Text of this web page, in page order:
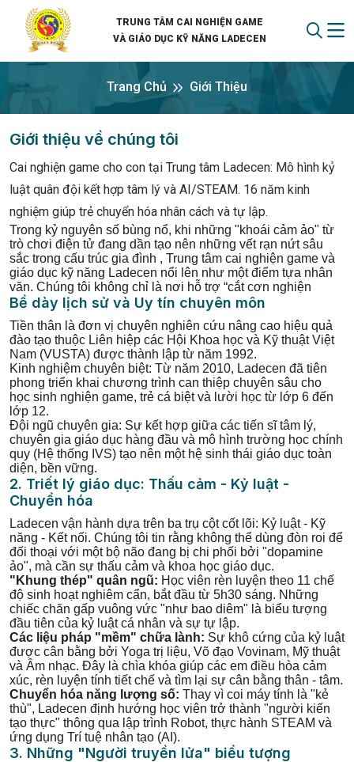
TRUNG TÂM CAI NGHIỆN GAME
VÀ GIÁO DỤC KỸ NĂNG LADECEN
Trang Chủ Giới Thiệu
Giới thiệu về chúng tôi
Cai nghiện game cho con tại Trung tâm Ladecen: Mô hình kỷ
luật quân đội kết hợp tâm lý và AI/STEAM. 16 năm kinh
nghiệm giúp trẻ chuyển hóa nhân cách và tự lập.
Trong kỷ nguyên số bùng nổ, khi những "khoái cảm ảo" từ
trò chơi điện tử đang dần tạo nên những vết rạn nứt sâu
sắc trong cấu trúc gia đình , Trung tâm cai nghiện game và
giáo dục kỹ năng Ladecen nổi lên như một điểm tựa nhân
văn. Chúng tôi không chỉ là nơi hỗ trợ “cắt cơn nghiện
Bề dày lịch sử và Uy tín chuyên môn
Tiền thân là đơn vị chuyên nghiên cứu nâng cao hiệu quả
đào tạo thuộc Liên hiệp các Hội Khoa học và Kỹ thuật Việt
Nam (VUSTA) được thành lập từ năm 1992.
Kinh nghiệm chuyên biệt: Từ năm 2010, Ladecen đã tiên
phong triển khai chương trình can thiệp chuyên sâu cho
học sinh nghiện game, trẻ cá biệt và lười học từ lớp 6 đến
lớp 12.
Đội ngũ chuyên gia: Sự kết hợp giữa các tiến sĩ tâm lý,
chuyên gia giáo dục hàng đầu và mô hình trường học chính
quy (Hệ thống IVS) tạo nên một hệ sinh thái giáo dục toàn
diện, bền vững.
2. Triết lý giáo dục: Thấu cảm - Kỷ luật -
Chuyển hóa
Ladecen vận hành dựa trên ba trụ cột cốt lõi: Kỷ luật - Kỹ
năng - Kết nối. Chúng tôi tin rằng không thể dùng đòn roi để
đối thoại với một bộ não đang bị chi phối bởi "dopamine
ảo", mà cần sự thấu cảm và khoa học giáo dục.
"Khung thép" quân ngũ: Học viên rèn luyện theo 11 chế
độ sinh hoạt nghiêm cẩn, bắt đầu từ 5h30 sáng. Những
chiếc chăn gấp vuông vức "như bao diêm" là biểu tượng
đầu tiên của kỷ luật cá nhân và sự tự lập.
Các liệu pháp "mềm" chữa lành: Sự khô cứng của kỷ luật
được cân bằng bởi Yoga trị liệu, Võ đạo Vovinam, Mỹ thuật
và Âm nhạc. Đây là chìa khóa giúp các em điều hòa cảm
xúc, rèn luyện tính tiết chế và tìm lại sự cân bằng thân - tâm.
Chuyển hóa năng lượng số: Thay vì coi máy tính là "kẻ
thù", Ladecen định hướng học viên trở thành "người kiến
tạo thực" thông qua lập trình Robot, thực hành STEAM và
ứng dụng Trí tuệ nhân tạo (AI).
3. Những "Người truyền lửa" biểu tượng